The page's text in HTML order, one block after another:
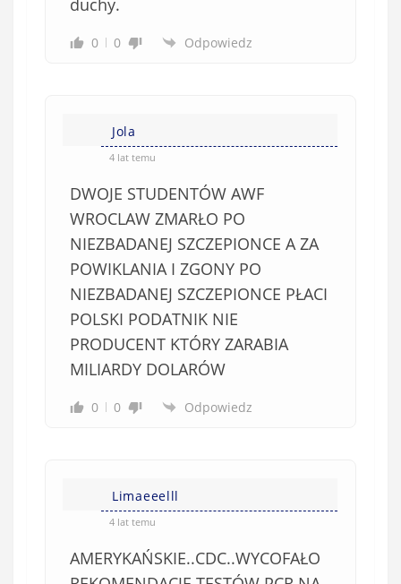
0 0 Odpowiedz
Jola
4 lat temu
DWOJE STUDENTÓW AWF
WROCLAW ZMARŁO PO
NIEZBADANEJ SZCZEPIONCE A ZA
POWIKLANIA I ZGONY PO
NIEZBADANEJ SZCZEPIONCE PŁACI
POLSKI PODATNIK NIE
PRODUCENT KTÓRY ZARABIA
MILIARDY DOLARÓW
0 0 Odpowiedz
Limaeeelll
4 lat temu
AMERYKAŃSKIE..CDC..WYCOFAŁO